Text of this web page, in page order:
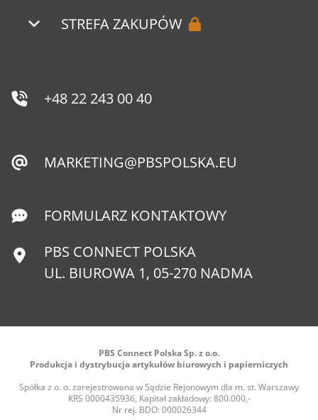
STREFA ZAKUPÓW
+48 22 243 00 40
MARKETING@PBSPOLSKA.EU
FORMULARZ KONTAKTOWY
PBS CONNECT POLSKA
UL. BIUROWA 1, 05-270 NADMA
PBS Connect Polska Sp. z o.o.
Produkcja i dystrybucja artykułów biurowych i papierniczych
Spółka z o. o. zarejestrowana w Sądzie Rejonowym dla m. st. Warszawy
KRS 0000435936, Kapitał zakładowy: 800.000,-
Nr rej. BDO: 000026344